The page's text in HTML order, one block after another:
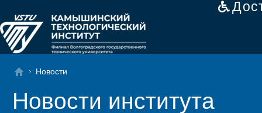
Новости
Новости института